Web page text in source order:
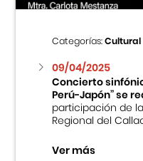
Categorías:Cultural
09/04/2025
Concierto
Perú-Japón” se
participación de
Regional del
Ver más